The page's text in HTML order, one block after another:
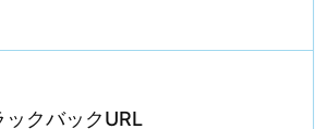
ックバックURL